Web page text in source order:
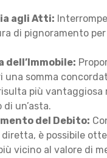
agli Atti:
di pignoramento
dell’Immobile:
una somma
più vantaggiosa
un’asta.
del Debito:
è possibile
vicino al valore di